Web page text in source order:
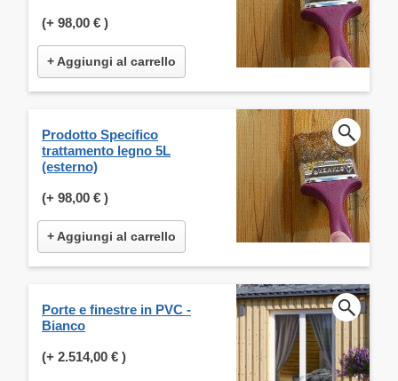
(+ 98,00 € )
+ Aggiungi al carrello
Prodotto Specifico
trattamento legno 5L
(esterno)
(+ 98,00 € )
+ Aggiungi al carrello
Porte e finestre in PVC -
Bianco
(+ 2.514,00 € )